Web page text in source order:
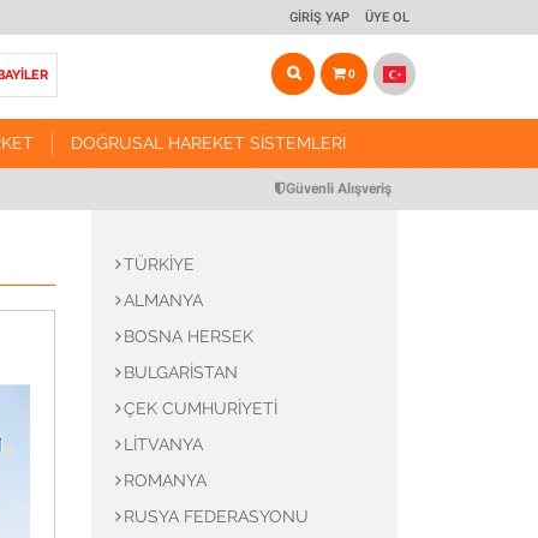
GIRIŞ YAP ÜYE OL
0
DOĞRUSAL HAREKET SISTEMLERI
DOĞRUSAL HAREKET SISTEMLERI
Manuel Yataklama Sistemleri
Yataklama Aksesuarları
Motor & Redüktör Bağlantı Flanşları
CNC Routerlar
Güvenli Alışveriş
TÜRKIYE
ALMANYA
BOSNA HERSEK
BULGARISTAN
ÇEK CUMHURIYETI
LITVANYA
ROMANYA
RUSYA FEDERASYONU